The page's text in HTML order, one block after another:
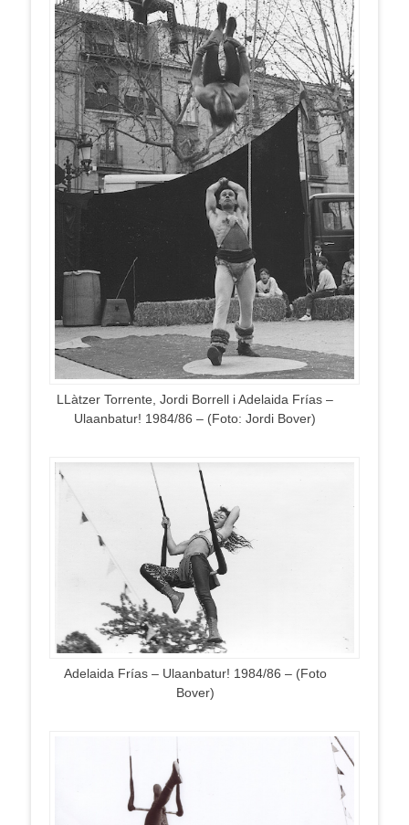
LLàtzer Torrente, Jordi Borrell i Adelaida Frías –
Ulaanbatur! 1984/86 – (Foto: Jordi Bover)
Adelaida Frías – Ulaanbatur! 1984/86 – (Foto
Bover)